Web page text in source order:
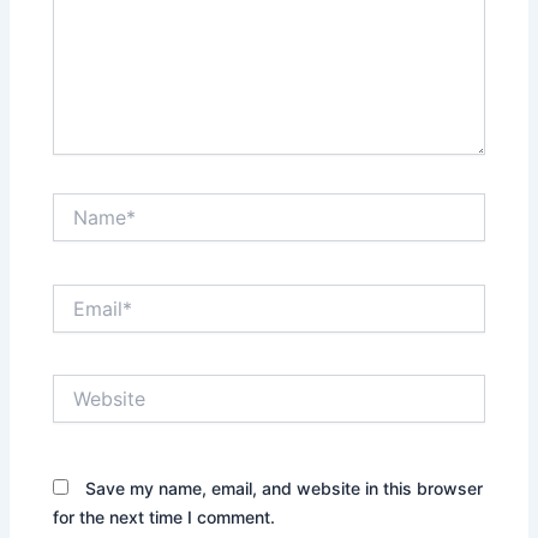
Save my name, email, and website in this browser
for the next time I comment.